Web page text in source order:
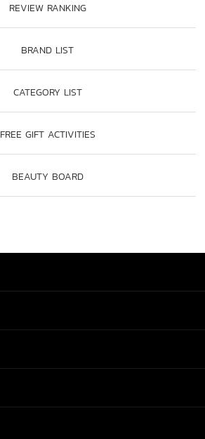
REVIEW RANKING
BRAND LIST
CATEGORY LIST
FREE GIFT ACTIVITIES
BEAUTY BOARD